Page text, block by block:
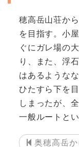
穂高岳山荘か
を目指す。小
ぐにガレ場の
り、また、浮
はあるような
ひたすら下を
しまったが、
一般ルートと
奥穂高岳